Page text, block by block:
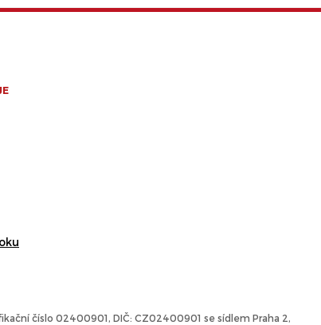
číslo 02400901, DIČ: CZ02400901 se sídlem Praha 2,